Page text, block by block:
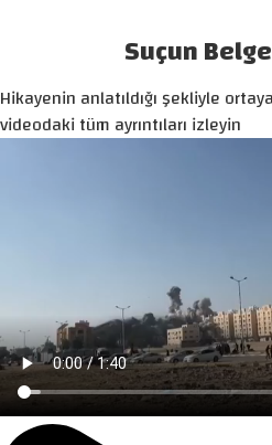
Suçun
Hikayenin anlatıldığı şekliyle
videodaki tüm ayrıntıları izleyin